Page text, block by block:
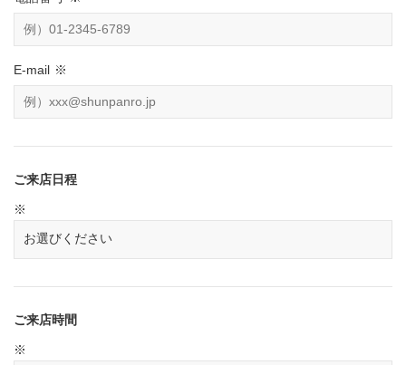
E-mail ※
ご来店日程
※
ご来店時間
※